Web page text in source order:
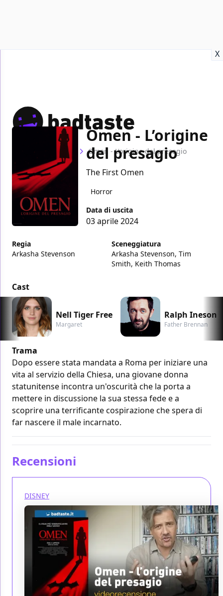
X
Film Omen - L'origine del presagio
Omen - L’origine
del presagio
The First Omen
Horror
Data di uscita
03 aprile 2024
Regia
Arkasha Stevenson
Sceneggiatura
Arkasha Stevenson, Tim
Smith, Keith Thomas
Cast
Nell Tiger Free
Margaret
Ralph Ineson
Father Brennan
Trama
Dopo essere stata mandata a Roma per iniziare una
vita al servizio della Chiesa, una giovane donna
statunitense incontra un'oscurità che la porta a
mettere in discussione la sua stessa fede e a
scoprire una terrificante cospirazione che spera di
far nascere il male incarnato.
Recensioni
DISNEY